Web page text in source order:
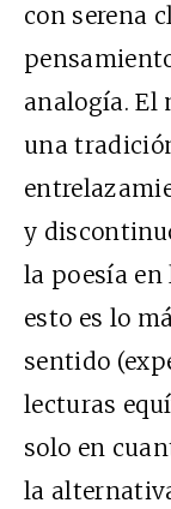
con serena
analogía. El
una
y
la poesía
esto es lo
sentido
lecturas
solo en
la